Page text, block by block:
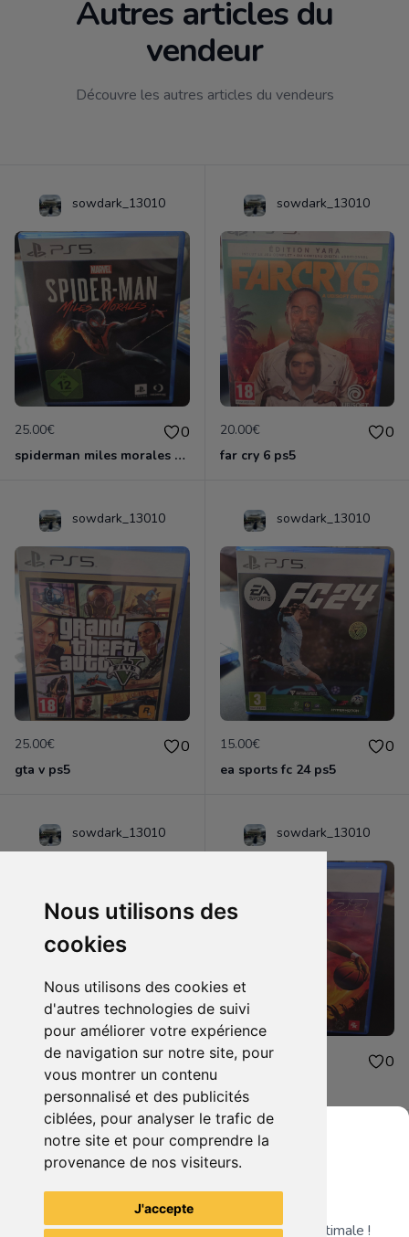
Nous utilisons des
cookies
Nous utilisons des cookies et
d'autres technologies de suivi
pour améliorer votre expérience
de navigation sur notre site, pour
vous montrer un contenu
personnalisé et des publicités
ciblées, pour analyser le trafic de
notre site et pour comprendre la
provenance de nos visiteurs.
J'accepte
Autres articles du
vendeur
Découvre les autres articles du vendeurs
sowdark_13010
25.00€ 0
spiderman miles morales ps5
sowdark_13010
20.00€ 0
far cry 6 ps5
sowdark_13010
25.00€ 0
gta v ps5
sowdark_13010
15.00€ 0
ea sports fc 24 ps5
sowdark_13010
15.00€ 0
fifa 23 ps5
sowdark_13010
15.00€ 0
Voir tous les articles du vendeur
Grenier du Geek
Télécharge notre app pour une expérience optimale !